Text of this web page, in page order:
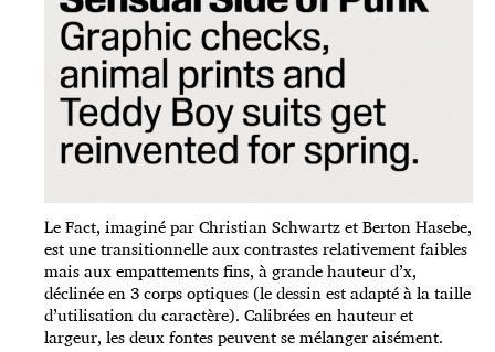
Le Fact, imaginé par Christian Schwartz et Berton Hasebe,
est une transitionnelle aux contrastes relativement faibles
mais aux empattements fins, à grande hauteur d’x,
déclinée en 3 corps optiques (le dessin est adapté à la taille
d’utilisation du caractère). Calibrées en hauteur et
largeur, les deux fontes peuvent se mélanger aisément.